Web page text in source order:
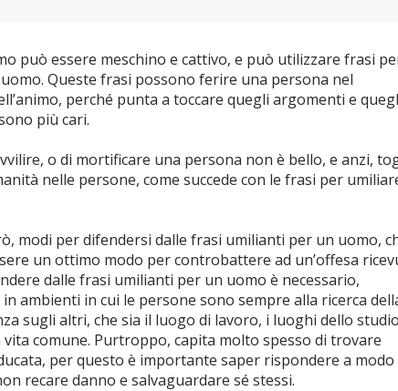
può essere meschino e cattivo, e può utilizzare frasi
Queste frasi possono ferire una persona nel
perché punta a toccare quegli argomenti e
più cari.
o di mortificare una persona non è bello, e anzi,
nelle persone, come succede con le frasi per
modi per difendersi dalle frasi umilianti per un uomo,
un ottimo modo per controbattere ad un’offesa
dalle frasi umilianti per un uomo è necessario,
ambienti in cui le persone sono sempre alla ricerca
sugli altri, che sia il luogo di lavoro, i luoghi dello
vita comune. Purtroppo, capita molto spesso di trovare
per questo è importante saper rispondere a modo
recare danno e salvaguardare sé stessi.